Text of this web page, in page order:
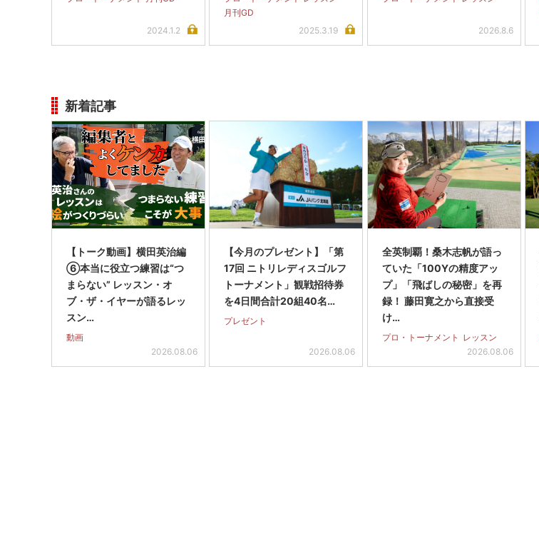
2024.1.2
月刊GD
2025.3.19
2026.8.6
新着記事
【トーク動画】横田英治編
⑥本当に役立つ練習は“つ
まらない” レッスン・オ
ブ・ザ・イヤーが語るレッ
スン…
動画
2026.08.06
【今月のプレゼント】「第
17回 ニトリレディスゴルフ
トーナメント」観戦招待券
を4日間合計20組40名…
プレゼント
2026.08.06
全英制覇！桑木志帆が語っ
ていた「100Yの精度アッ
プ」「飛ばしの秘密」を再
録！ 藤田寛之から直接受
け…
プロ・トーナメント レッスン
2026.08.06